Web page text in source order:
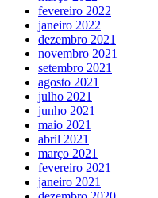
fevereiro 2022
janeiro 2022
dezembro 2021
novembro 2021
setembro 2021
agosto 2021
julho 2021
junho 2021
maio 2021
abril 2021
março 2021
fevereiro 2021
janeiro 2021